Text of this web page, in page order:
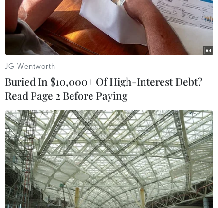
Sỹ quan cảnh sát Prashant Kumar cho biết tất cả các
công nhân xây dựng bị mắc kẹt do lở đất tại dự án xây
dựng ở miền Bắc Ấn Độ đều an toàn và họ đã được
cung cấp ôxy, nước.
JG Wentworth
Buried In $10,000+ Of High-Interest Debt?
Read Page 2 Before Paying